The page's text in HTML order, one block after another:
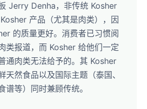
Jerry Denha，非传统 Kosher
产品（尤其是肉类），因
的质量更好。消费者已习惯阅
类报道，而 Kosher 给他们一定
通肉类无法给予的。其 Kosher
天然食品以及国际主题（泰国、
谱等）同时兼顾传统。